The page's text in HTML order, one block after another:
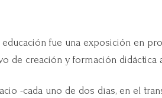
fue una exposición en
de creación y formación
-cada uno de dos días, en el